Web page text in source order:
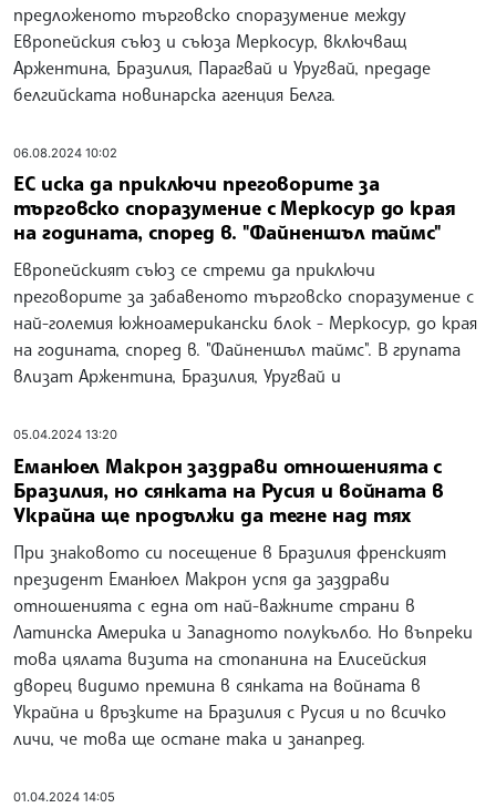
предложеното търговско споразумение между
Европейския съюз и съюза Меркосур, включващ
Аржентина, Бразилия, Парагвай и Уругвай, предаде
белгийската новинарска агенция Белга.
06.08.2024 10:02
ЕС иска да приключи преговорите за
търговско споразумение с Меркосур до края
на годината, според в. "Файненшъл таймс"
Европейският съюз се стреми да приключи
преговорите за забавеното търговско споразумение с
най-големия южноамерикански блок - Меркосур, до края
на годината, според в. "Файненшъл таймс". В групата
влизат Аржентина, Бразилия, Уругвай и
05.04.2024 13:20
Еманюел Макрон заздрави отношенията с
Бразилия, но сянката на Русия и войната в
Украйна ще продължи да тегне над тях
При знаковото си посещение в Бразилия френският
президент Еманюел Макрон успя да заздрави
отношенията с една от най-важните страни в
Латинска Америка и Западното полукълбо. Но въпреки
това цялата визита на стопанина на Елисейския
дворец видимо премина в сянката на войната в
Украйна и връзките на Бразилия с Русия и по всичко
личи, че това ще остане така и занапред.
01.04.2024 14:05